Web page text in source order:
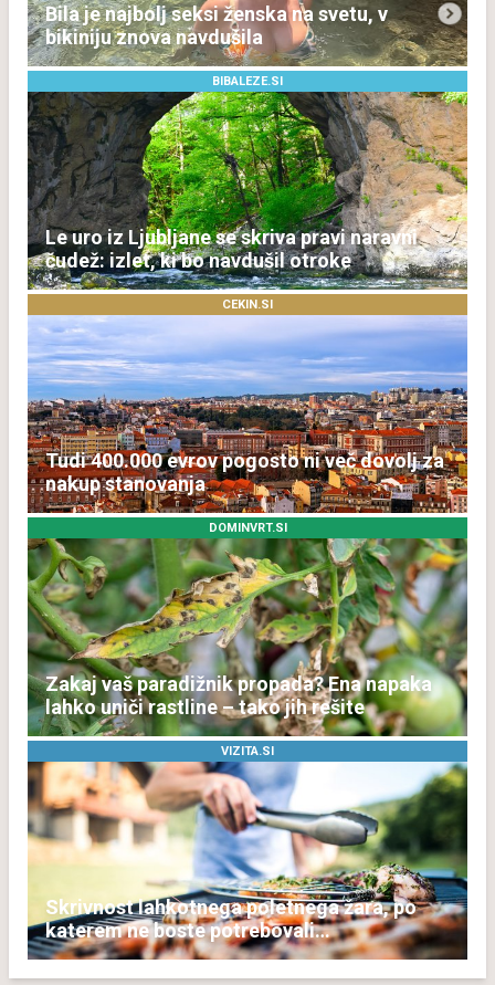
Bila je najbolj seksi ženska na svetu, v
bikiniju znova navdušila
BIBALEZE.SI
Le uro iz Ljubljane se skriva pravi naravni
čudež: izlet, ki bo navdušil otroke
CEKIN.SI
Tudi 400.000 evrov pogosto ni več dovolj za
nakup stanovanja
DOMINVRT.SI
Zakaj vaš paradižnik propada? Ena napaka
lahko uniči rastline – tako jih rešite
VIZITA.SI
Skrivnost lahkotnega poletnega žara, po
katerem ne boste potrebovali
popoldanskega spanca